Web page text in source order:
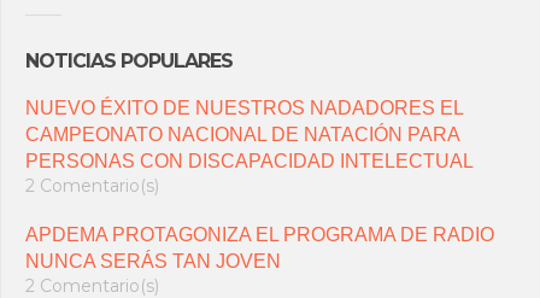
NOTICIAS POPULARES
NUEVO ÉXITO DE NUESTROS NADADORES EL
CAMPEONATO NACIONAL DE NATACIÓN PARA
PERSONAS CON DISCAPACIDAD INTELECTUAL
2 Comentario(s)
APDEMA PROTAGONIZA EL PROGRAMA DE RADIO
NUNCA SERÁS TAN JOVEN
2 Comentario(s)